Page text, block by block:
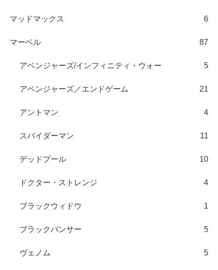
マッドマックス 6
マーベル 87
アベンジャーズ/インフィニティ・ウォー 5
アベンジャーズ／エンドゲーム 21
アントマン 4
スパイダーマン 11
デッドプール 10
ドクター・ストレンジ 4
ブラックウィドウ 1
ブラックパンサー 5
ヴェノム 5